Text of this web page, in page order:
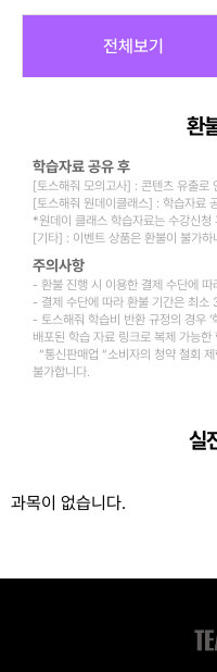
전체보기
환
학습자료 공유 후
[토스해줘 모의고사] : 콘텐츠 유출로
[토스해줘 원데이클래스] : 학습자료
*원데이 클래스 학습자료는 수강신청
[기타] : 이벤트 상품은 환불이 불가하
주의사항
- 환불 진행 시 이용한 결제 수단에 따
- 결제 수단에 따라 환불 기간은 최소
- 토스해줘 학습비 반환 규정의 경우 ‘
배포된 학습 자료 링크로 복제 가능한
“통신판매업 “소비자의 청약 철회
불가합니다.
실
과목이 없습니다.